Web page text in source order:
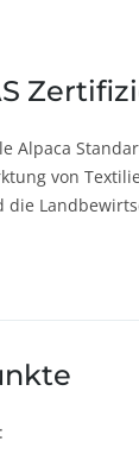
Alpaca
von
die